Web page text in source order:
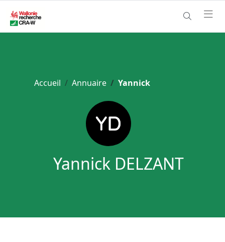
Accueil Annuaire Yannick
Yannick DELZANT